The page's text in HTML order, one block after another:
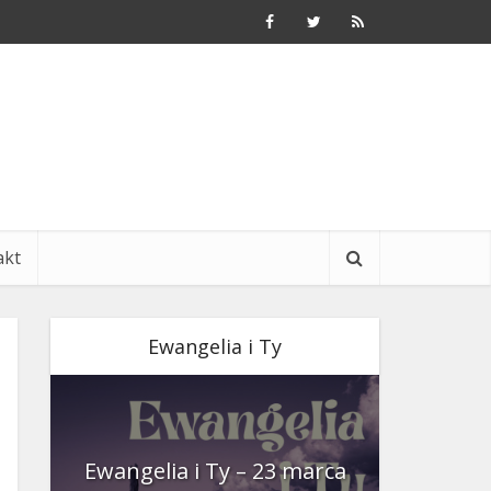
Ewangelia i Ty
Ewangelia i Ty – 23 marca